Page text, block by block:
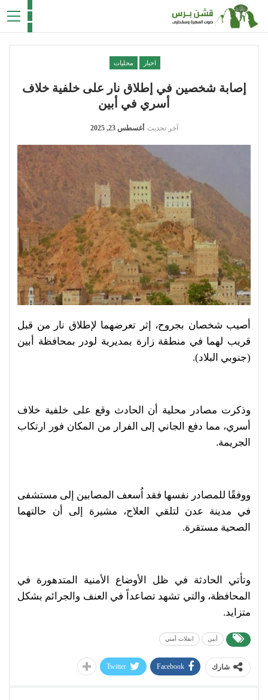
اخبار محليات
إصابة شخصين في إطلاق نار على خلفية خلاف
أسري في أبين
آخر تحديث أغسطس 23, 2025
أصيب شخصان بجروح، إثر تعرضهما لإطلاق نار من قبل
قريب لهما في منطقة زارة بمديرية لودر بمحافظة أبين
(جنوبي البلاد).
وذكرت مصادر محلية أن الحادث وقع على خلفية خلاف
أسري، مما دفع الجاني إلى الفرار من المكان فور ارتكاب
الجريمة.
ووفقًا للمصادر نفسها فقد اُسعف المصابين إلى مستشفى
في مدينة عدن لتلقي العلاج، مشيرة إلى أن حالتهما
الصحية مستقرة.
وتأتي الحادثة في ظل الأوضاع الأمنية المتدهورة في
المحافظة، والتي تشهد تصاعداً في العنف والجرائم بشكل
متزايد.
أبين انفلات أمني
شارك Facebook
Twitter